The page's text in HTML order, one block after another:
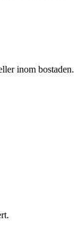
inom bostaden.